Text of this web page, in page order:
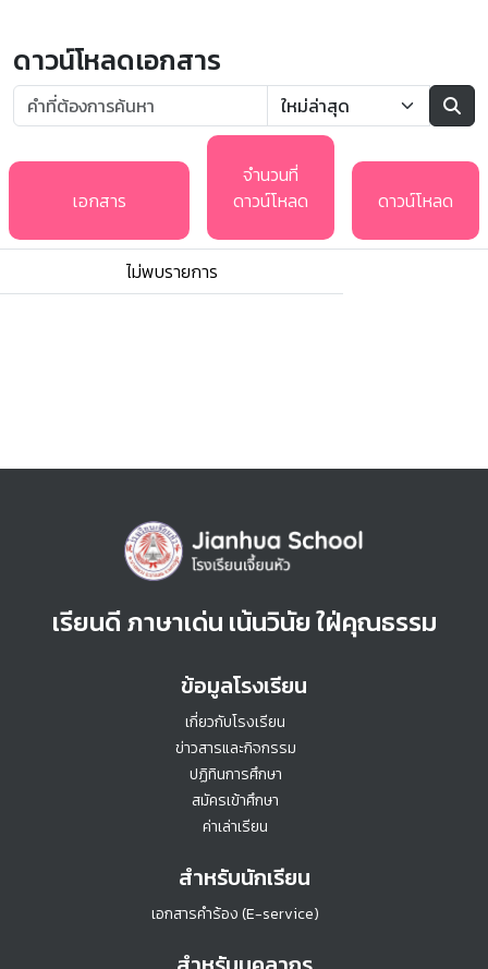
ดาวน์โหลดเอกสาร
เอกสาร
จำนวนที่
ดาวน์โหลด
ดาวน์โหลด
ไม่พบรายการ
เรียนดี ภาษาเด่น เน้นวินัย ใฝ่คุณธรรม
ข้อมูลโรงเรียน
เกี่ยวกับโรงเรียน
ข่าวสารและกิจกรรม
ปฏิทินการศึกษา
สมัครเข้าศึกษา
ค่าเล่าเรียน
สำหรับนักเรียน
เอกสารคำร้อง (E-service)